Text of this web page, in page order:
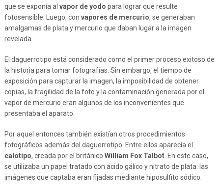
que se exponía al vapor de yodo para lograr que resulte
fotosensible. Luego, con vapores de mercurio, se generaban
amalgamas de plata y mercurio que daban lugar a la imagen
revelada.
El daguerrotipo está considerado como el primer proceso exitoso de
la historia para tomar fotografías. Sin embargo, el tiempo de
exposición para capturar la imagen, la imposibilidad de obtener
copias, la fragilidad de la foto y la contaminación generada por el
vapor de mercurio eran algunos de los inconvenientes que
presentaba el aparato.
Por aquel entonces también existían otros procedimientos
fotográficos además del daguerrotipo. Entre ellos aparecía el
calotipo, creada por el británico William Fox Talbot. En este caso,
se utilizaba un papel tratado con ácido gálico y nitrato de plata: las
imágenes que captaba eran fijadas mediante hiposulfito sódico.